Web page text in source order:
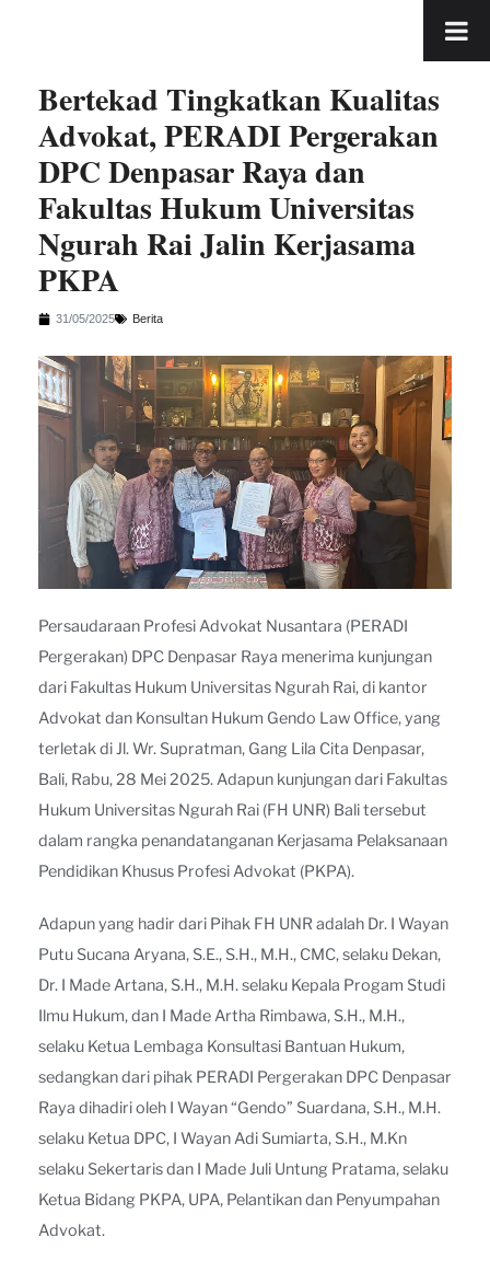
Bertekad Tingkatkan Kualitas
Advokat, PERADI Pergerakan
DPC Denpasar Raya dan
Fakultas Hukum Universitas
Ngurah Rai Jalin Kerjasama
PKPA
31/05/2025 Berita
Persaudaraan Profesi Advokat Nusantara (PERADI
Pergerakan) DPC Denpasar Raya menerima kunjungan
dari Fakultas Hukum Universitas Ngurah Rai, di kantor
Advokat dan Konsultan Hukum Gendo Law Office, yang
terletak di Jl. Wr. Supratman, Gang Lila Cita Denpasar,
Bali, Rabu, 28 Mei 2025. Adapun kunjungan dari Fakultas
Hukum Universitas Ngurah Rai (FH UNR) Bali tersebut
dalam rangka penandatanganan Kerjasama Pelaksanaan
Pendidikan Khusus Profesi Advokat (PKPA).
Adapun yang hadir dari Pihak FH UNR adalah Dr. I Wayan
Putu Sucana Aryana, S.E., S.H., M.H., CMC, selaku Dekan,
Dr. I Made Artana, S.H., M.H. selaku Kepala Progam Studi
Ilmu Hukum, dan I Made Artha Rimbawa, S.H., M.H.,
selaku Ketua Lembaga Konsultasi Bantuan Hukum,
sedangkan dari pihak PERADI Pergerakan DPC Denpasar
Raya dihadiri oleh I Wayan “Gendo” Suardana, S.H., M.H.
selaku Ketua DPC, I Wayan Adi Sumiarta, S.H., M.Kn
selaku Sekertaris dan I Made Juli Untung Pratama, selaku
Ketua Bidang PKPA, UPA, Pelantikan dan Penyumpahan
Advokat.